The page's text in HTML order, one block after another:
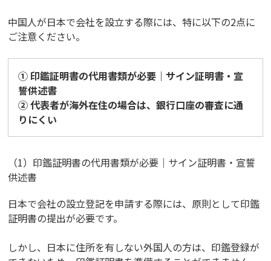
中国人が日本で会社を設立する際には、特に以下の2点に
ご注意ください。
① 印鑑証明書の代用書類が必要｜サイン証明書・宣
誓供述書
② 代表者が海外在住の場合は、銀行口座の審査に通
りにくい
（1）印鑑証明書の代用書類が必要｜サイン証明書・宣誓
供述書
日本で会社の設立登記を申請する際には、原則として印鑑
証明書の提出が必要です。
しかし、日本に住所を有しない外国人の方は、印鑑登録が